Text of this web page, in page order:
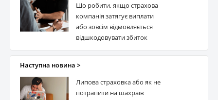
ERV
Що робити, якщо страхова
компанія затягує виплати
або зовсім відмовляється
відшкодовувати збиток
Наступна новина >
Липова страховка або як не
потрапити на шахраїв